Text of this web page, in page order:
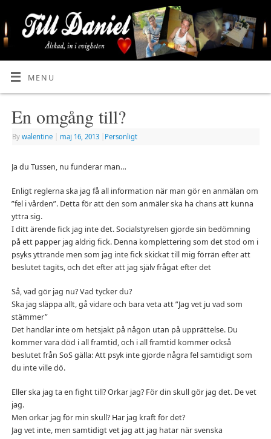
MENU
En omgång till?
By walentine maj 16, 2013 Personligt
Ja du Tussen, nu funderar man…
Enligt reglerna ska jag få all information när man gör en anmälan om
”fel i vården”. Detta för att den som anmäler ska ha chans att kunna
yttra sig.
I ditt ärende fick jag inte det. Socialstyrelsen gjorde sin bedömning
på ett papper jag aldrig fick. Denna komplettering som det stod om i
psyks yttrande men som jag inte fick skickat till mig förrän efter att
beslutet tagits, och det efter att jag själv frågat efter det
Så, vad gör jag nu? Vad tycker du?
Ska jag släppa allt, gå vidare och bara veta att ”Jag vet ju vad som
stämmer”
Det handlar inte om hetsjakt på någon utan på upprättelse. Du
kommer vara död i all framtid, och i all framtid kommer också
beslutet från SoS gälla: Att psyk inte gjorde några fel samtidigt som
du inte ville dö.
Eller ska jag ta en fight till? Orkar jag? För din skull gör jag det. De vet
jag.
Men orkar jag för min skull? Har jag kraft för det?
Jag vet inte, men samtidigt vet jag att jag hatar när svenska